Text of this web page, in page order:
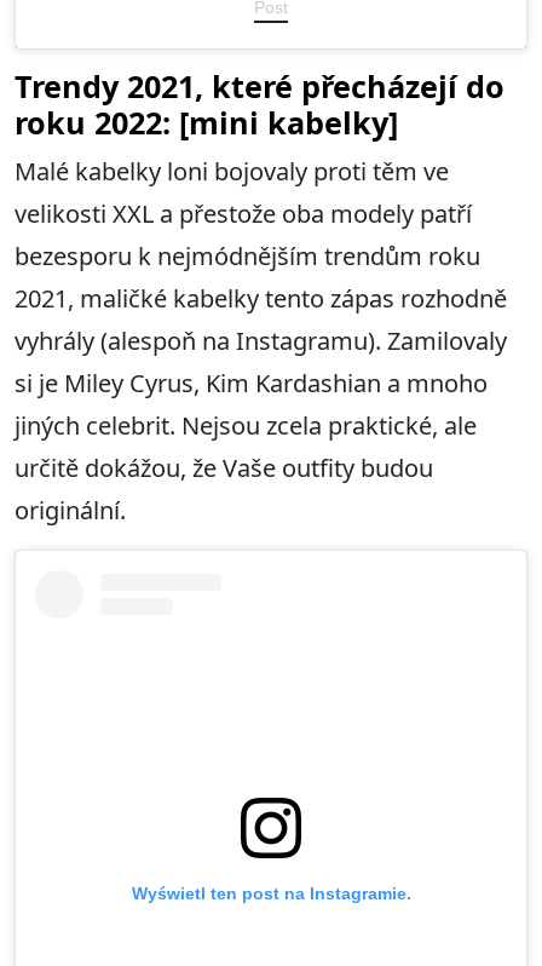
Post
Trendy 2021, které přecházejí do
roku 2022: [mini kabelky]
Malé kabelky loni bojovaly proti těm ve
velikosti XXL a přestože oba modely patří
bezesporu k nejmódnějším trendům roku
2021, maličké kabelky tento zápas rozhodně
vyhrály (alespoň na Instagramu). Zamilovaly
si je Miley Cyrus, Kim Kardashian a mnoho
jiných celebrit. Nejsou zcela praktické, ale
určitě dokážou, že Vaše outfity budou
originální.
Wyświetl ten post na Instagramie.